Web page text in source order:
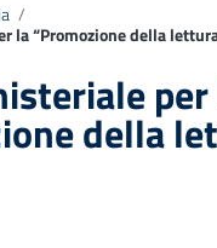
/
la “Promozione della
della